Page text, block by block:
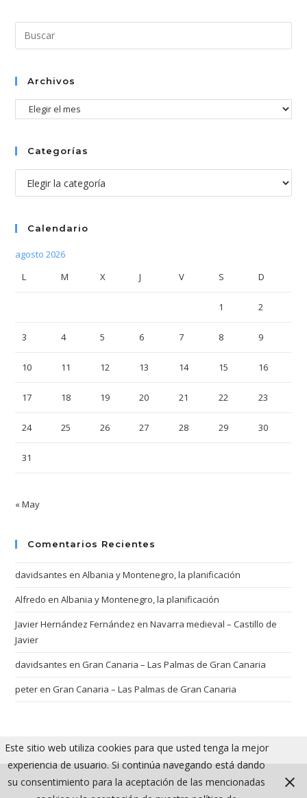
el
Archivos
Archivos
Categorías
Categorías
Calendario
agosto 2026
L
M X J V S D
1 2
3 4 5 6 7 8 9
10 11 12 13 14 15 16
17 18 19 20 21 22 23
24 25 26 27 28 29 30
31
« May
Comentarios Recientes
davidsantes enAlbania y Montenegro, la planificación
Alfredo enAlbania y Montenegro, la planificación
Javier Hernández Fernández enNavarra medieval – Castillo de
Javier
davidsantes enGran Canaria – Las Palmas de Gran Canaria
peterenGran Canaria – Las Palmas de Gran Canaria
Este sitio web utiliza cookies para que usted tenga la mejor
experiencia de usuario. Si continúa navegando está dando
su consentimiento para la aceptación de las mencionadas